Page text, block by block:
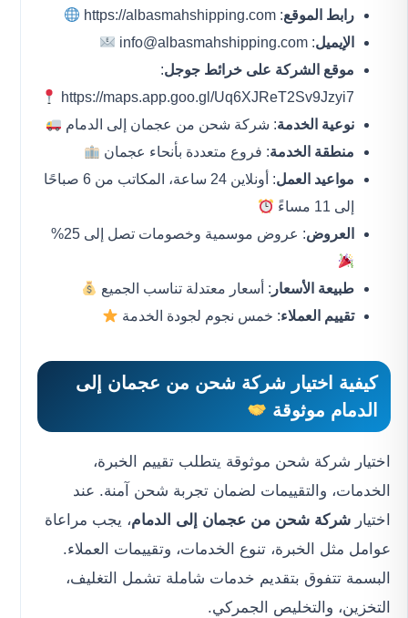
رابط الموقع:
https://albasmahshipping.com
الإيميل:
info@albasmahshipping.com
موقع الشركة على خرائط جوجل:
https://maps.app.goo.gl/Uq6XJReT2Sv9Jzyi7
نوعية الخدمة: شركة شحن من عجمان إلى الدمام
منطقة الخدمة: فروع متعددة بأنحاء عجمان
مواعيد العمل
: أونلاين 24 ساعة، المكاتب من 6 صباحًا
إلى 11 مساءً
العروض: عروض موسمية وخصومات تصل إلى 25%
طبيعة الأسعار : أسعار معتدلة تناسب الجميع
تقييم العملاء: خمس نجوم لجودة الخدمة
كيفية اختيار شركة شحن من عجمان إلى
الدمام موثوقة
اختيار شركة شحن موثوقة يتطلب تقييم الخبرة،
الخدمات، والتقييمات لضمان تجربة شحن آمنة. عند
اختيار شركة شحن من عجمان إلى الدمام، يجب مراعاة
عوامل مثل الخبرة، تنوع الخدمات، وتقييمات العملاء.
البسمة تتفوق بتقديم خدمات شاملة تشمل التغليف،
التخزين، والتخليص الجمركي.